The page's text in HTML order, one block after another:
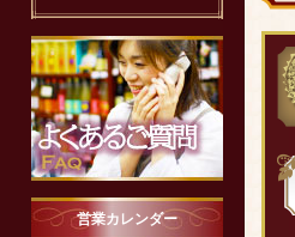
営業カレンダー